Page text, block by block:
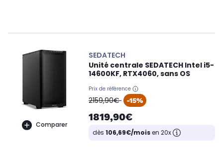
Comparer
SEDATECH
Unité centrale SEDATECH Intel i5-
14600KF, RTX4060, sans OS
Prix de référence
oldPrice
2159,90€ -15%
1819,90€
dès 106,69€/moisen 20x